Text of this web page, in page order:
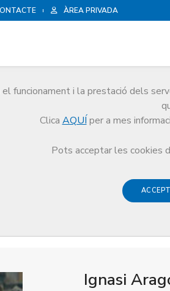
ÀREA PRIVADA
funcionament i la prestació dels
Clica AQUÍ per a mes
Pots acceptar les cookies
Edició 2004
Ignasi